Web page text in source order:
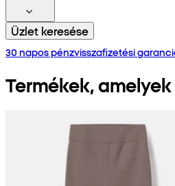
Üzlet keresése
30 napos pénzvisszafizetési
Termékek,